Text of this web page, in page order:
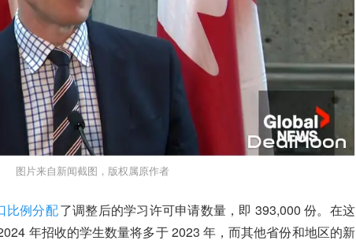
图片来自新闻截图，版权属原作者
比例分配了调整后的学习许可申请数量，即 393,000 份。在这
年招收的学生数量将多于 2023 年，而其他省份和地区的新